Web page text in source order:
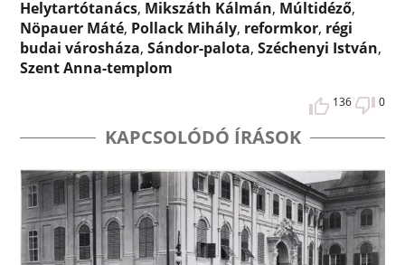
Helytartótanács, Mikszáth Kálmán, Múltidéző,
Nöpauer Máté, Pollack Mihály, reformkor, régi
budai városháza,Sándor-palota,Széchenyi István,
Szent Anna-templom
136 0
KAPCSOLÓDÓ ÍRÁSOK